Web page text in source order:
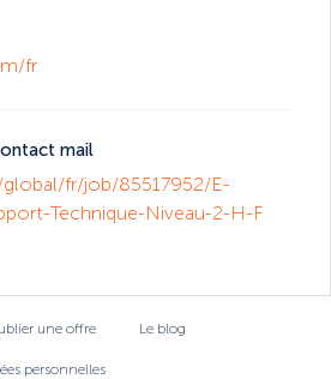
fr
mail
fr/job/85517952/E-
Technique-Niveau-2-H-F
une offre Le blog
personnelles